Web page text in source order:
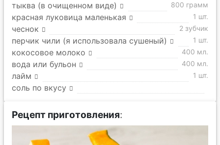
тыква (в очищенном виде) 800 грамм
красная луковица маленькая 1 шт.
чеснок 2 зубчик
перчик чили (я использовала сушеный) 1 шт.
кокосовое молоко 400 мл.
вода или бульон 400 мл.
лайм 1 шт.
соль по вкусу
Рецепт приготовления: